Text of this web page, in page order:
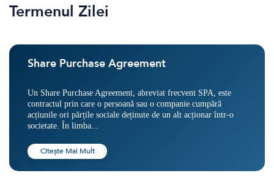
Termenul Zilei
Share Purchase Agreement
Un Share Purchase Agreement, abreviat frecvent SPA, este
contractul prin care o persoană sau o companie cumpără
acțiunile ori părțile sociale deținute de un alt acționar într-o
societate. În limba...
Citește Mai Mult